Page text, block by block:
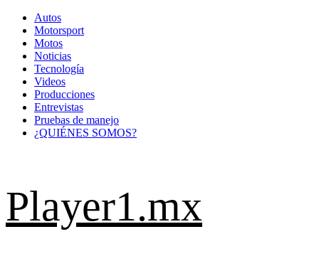
Saltar
contenido
Autos
Motorsport
Motos
Noticias
Tecnología
Videos
Producciones
Entrevistas
Pruebas de manejo
¿QUIÉNES SOMOS?
Player1.mx